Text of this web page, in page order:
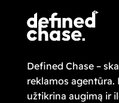
Defined Chase –
reklamos agentūra.
užtikrina augimą ir